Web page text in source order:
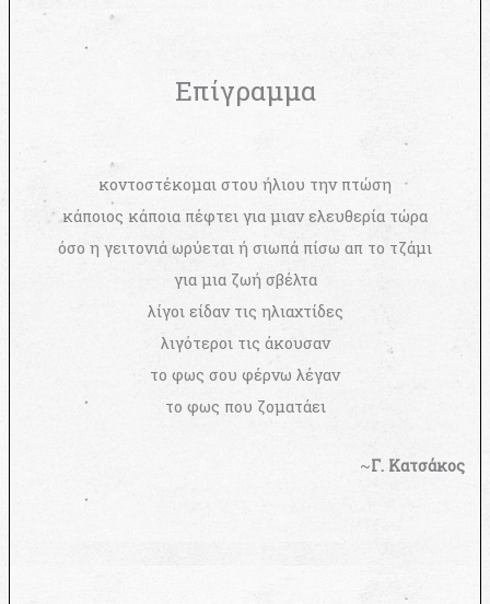
Επίγραμμα
κοντοστέκομαι στου ήλιου την πτώση
κάποιος κάποια πέφτει για μιαν ελευθερία τώρα
όσο η γειτονιά ωρύεται ή σιωπά πίσω απ το τζάμι
για μια ζωή σβέλτα
λίγοι είδαν τις ηλιαχτίδες
λιγότεροι τις άκουσαν
το φως σου φέρνω λέγαν
το φως που ζοματάει
~Γ. Κατσάκος